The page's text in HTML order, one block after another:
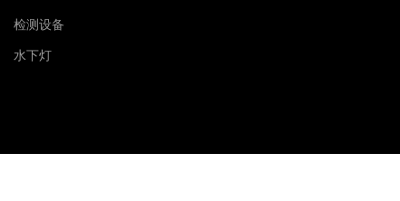
检测设备
水下灯